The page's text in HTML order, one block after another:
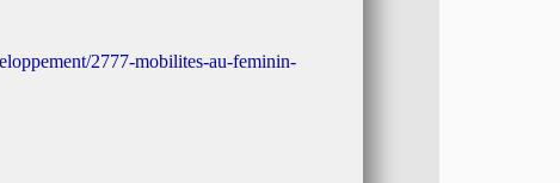
2777-mobilites-au-feminin-